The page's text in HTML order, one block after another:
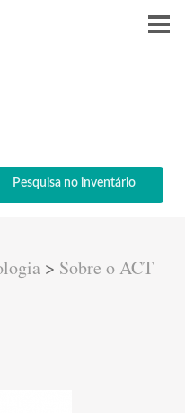
Pesquisa no inventário
> Sobre o ACT